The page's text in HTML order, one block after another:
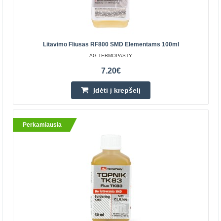
Įdėti į krepšelį
Flux Pen TK83 - 8ml
Skystas, vidutinio aktyvumo, kanifolijos alkoholio tirpalas
Litavimo Fliusas RF800 SMD Elementams 100ml
AG TERMOPASTY
7.20€
Įdėti į krepšelį
Perkamiausia